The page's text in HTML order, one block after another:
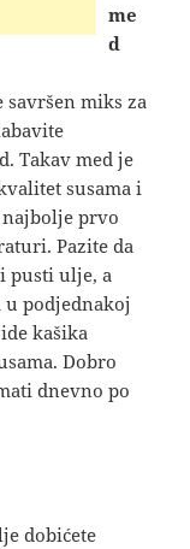
me
d
savršen miks za
Takav med je
susama i
najbolje prvo
Pazite da
pusti ulje, a
u podjednakoj
kašika
Dobro
dnevno po
dobićete